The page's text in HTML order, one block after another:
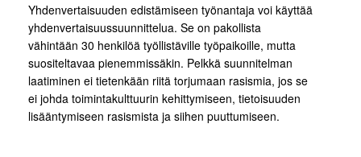
Yhdenvertaisuuden edistämiseen työnantaja voi käyttää
yhdenvertaisuussuunnittelua. Se on pakollista
vähintään 30 henkilöä työllistäville työpaikoille, mutta
suositeltavaa pienemmissäkin. Pelkkä suunnitelman
laatiminen ei tietenkään riitä torjumaan rasismia, jos se
ei johda toimintakulttuurin kehittymiseen, tietoisuuden
lisääntymiseen rasismista ja siihen puuttumiseen.